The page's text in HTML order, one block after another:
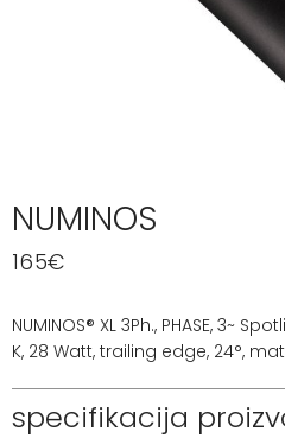
NUMINOS
165€
NUMINOS® XL 3Ph., PHASE, 3~
K, 28 Watt, trailing edge, 24°,
specifikacija